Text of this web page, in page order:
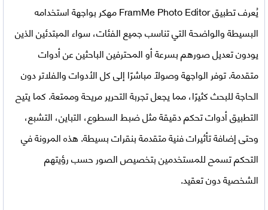
يُعرفتطبيق FramMe Photo Editor مهكر
بواجهة استخدامه
البسيطة والواضحة التي تناسب جميع الفئات، سواء المبتدئين الذين
يودون تعديل صورهم بسرعة أو المحترفين الباحثين عن أدوات
متقدمة. توفر الواجهة وصولًا مباشرًا إلى كل الأدوات والفلاتر دون
الحاجة للبحث كثيرًا، مما يجعل تجربة التحرير مريحة وممتعة. كما يتيح
التطبيق أدوات تحكم دقيقة مثل ضبط السطوع، التباين، التشبع،
وحتى إضافة تأثيرات فنية متقدمة بنقرات بسيطة. هذه المرونة في
التحكم تسمح للمستخدمين بتخصيص الصور حسب رؤيتهم
الشخصية دون تعقيد.